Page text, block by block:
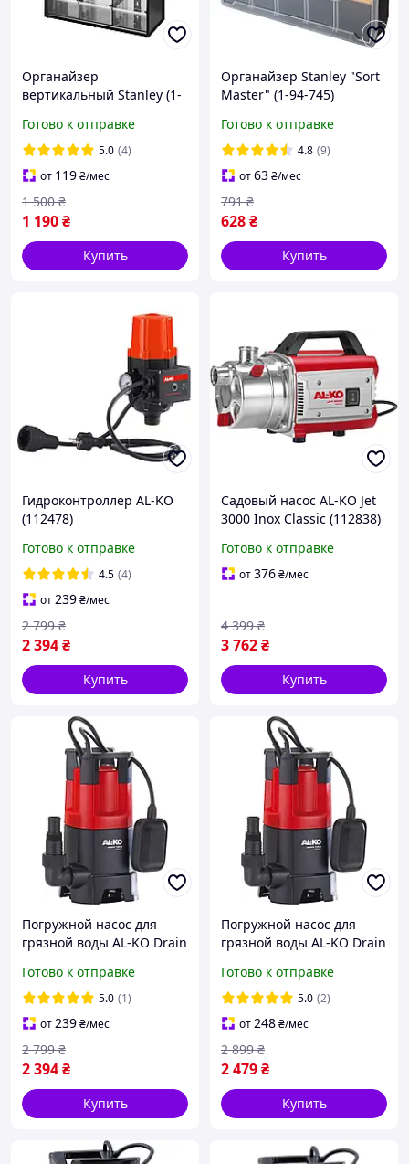
Органайзер
вертикальный Stanley (1-
Готово к отправке
5.0 (4)
от 119₴/мес
1 190₴
1 500 ₴
Купить
Органайзер Stanley "Sort
Master" (1-94-745)
Готово к отправке
4.8 (9)
от63₴/мес
628₴
791 ₴
Купить
Гидроконтроллер AL-KO
(112478)
Готово к отправке
4.5 (4)
от239₴/мес
2 394₴
2 799 ₴
Купить
Садовый насос AL-KO Jet
3000 Inox Classic (112838)
Готово к отправке
от376₴/мес
3 762₴
4 399 ₴
Купить
Погружной насос для
грязной воды AL-KO Drain
Готово к отправке
5.0 (1)
от239₴/мес
2 394₴
2 799 ₴
Купить
Погружной насос для
грязной воды AL-KO Drain
Готово к отправке
5.0 (2)
от248₴/мес
2 479₴
2 899 ₴
Купить